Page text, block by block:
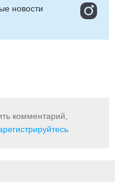
новости
комментарий,